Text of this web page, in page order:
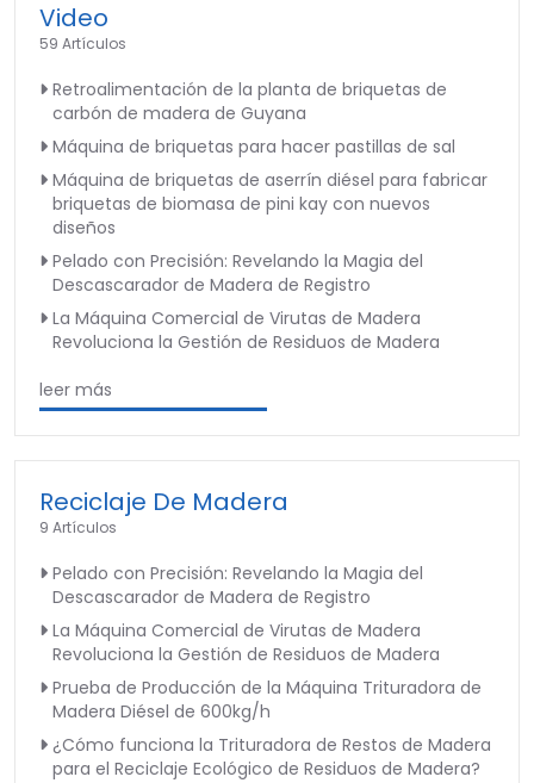
Video
59 Artículos
Retroalimentación de la planta de briquetas de
carbón de madera de Guyana
Máquina de briquetas para hacer pastillas de sal
Máquina de briquetas de aserrín diésel para fabricar
briquetas de biomasa de pini kay con nuevos
diseños
Pelado con Precisión: Revelando la Magia del
Descascarador de Madera de Registro
La Máquina Comercial de Virutas de Madera
Revoluciona la Gestión de Residuos de Madera
leer más
Reciclaje De Madera
9 Artículos
Pelado con Precisión: Revelando la Magia del
Descascarador de Madera de Registro
La Máquina Comercial de Virutas de Madera
Revoluciona la Gestión de Residuos de Madera
Prueba de Producción de la Máquina Trituradora de
Madera Diésel de 600kg/h
¿Cómo funciona la Trituradora de Restos de Madera
para el Reciclaje Ecológico de Residuos de Madera?